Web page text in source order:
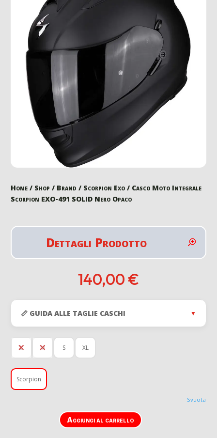
Home / Shop / Brand / Scorpion Exo / Casco Moto Integrale
Scorpion EXO-491 SOLID Nero Opaco
Dettagli Prodotto
140,00 €
📏 GUIDA ALLE TAGLIE CASCHI ▼
L M S XL
Scorpion
Svuota
Aggiungi al carrello